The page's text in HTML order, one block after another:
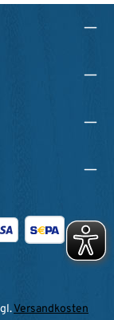
Versandkosten